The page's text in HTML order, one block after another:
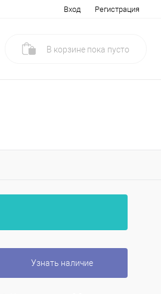
Вход Регистрация
В корзине пока пусто
Узнать наличие